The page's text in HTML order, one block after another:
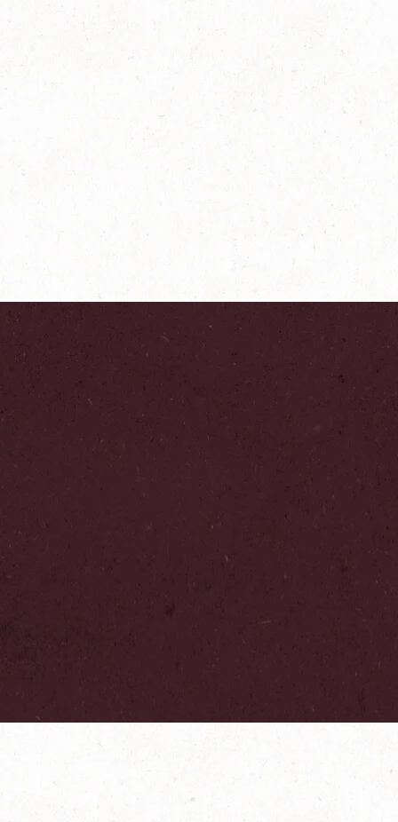
اعرف المزيد